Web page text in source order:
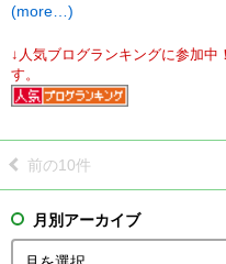
(more…)
↓人気ブログランキングに参加中
す。
前の10件
月別アーカイブ